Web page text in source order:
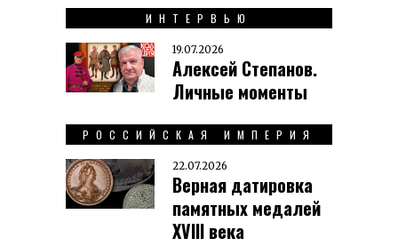
ИНТЕРВЬЮ
19.07.2026
Алексей Степанов.
Личные моменты
РОССИЙСКАЯ ИМПЕРИЯ
22.07.2026
Верная датировка
памятных медалей
XVIII века